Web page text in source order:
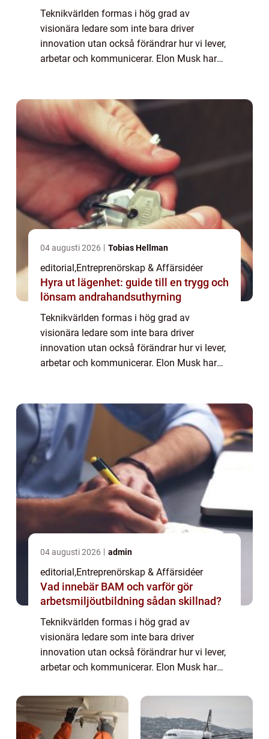
Teknikvärlden formas i hög grad av
visionära ledare som inte bara driver
innovation utan också förändrar hur vi lever,
arbetar och kommunicerar. Elon Musk har
04 augusti 2026 Tobias Hellman
editorial ,Entreprenörskap & Affärsidéer
Hyra ut lägenhet: guide till en trygg och
lönsam andrahandsuthyrning
Teknikvärlden formas i hög grad av
visionära ledare som inte bara driver
innovation utan också förändrar hur vi lever,
arbetar och kommunicerar. Elon Musk har
04 augusti 2026 admin
editorial ,Entreprenörskap & Affärsidéer
Vad innebär BAM och varför gör
arbetsmiljöutbildning sådan skillnad?
Teknikvärlden formas i hög grad av
visionära ledare som inte bara driver
innovation utan också förändrar hur vi lever,
arbetar och kommunicerar. Elon Musk har
med Tesla och Spa...